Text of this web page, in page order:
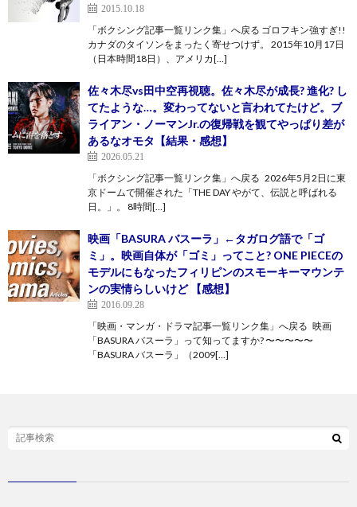
2015.10.18
「ボクシング記事一覧リンク集」へ戻る ゴロフキン強すぎ!!
カナダのタイソンをまったく寄せつけず。 2015年10月17日
（日本時間18日）、アメリカ[…]
佐々木尽vs田中空再視聴。佐々木尽が成長? 進化? し
てたような…。変わってないと言われてたけど。ブ
ライアン・ノーマンJr.の復帰戦を観てやっぱり差が
あるなオモタ【結果・感想】
2026.05.21
「ボクシング記事一覧リンク集」へ戻る 2026年5月2日に東
京ドームで開催された「THE DAY やがて、伝説と呼ばれる
日。」。 8時間[…]
映画「BASURA バスーラ」←タガログ語で「ゴ
ミ」。映画自体が「ゴミ」ってこと? ONE PIECEの
モデルにもなったフィリピンのスモーキーマウンテ
ンの実情らしいけど 【感想】
2016.09.28
「映画・マンガ・ドラマ記事一覧リンク集」へ戻る 映画
「BASURA バスーラ」って知ってますか? 〜〜〜〜〜
「BASURA バスーラ」（2009[…]